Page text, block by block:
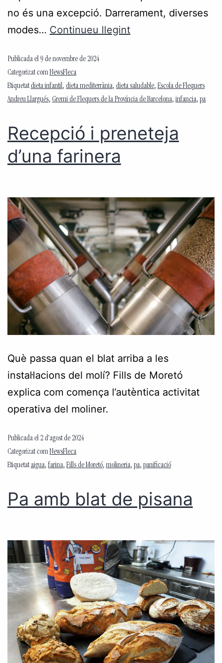
no és una excepció. Darrerament, diverses
modes… Continueu llegint
Publicada el 9 de novembre de 2024
Categorizat comNewsFleca
Etiquetatdieta infantil, dieta mediterrània, dieta saludable, Escola de Flequers
Andreu Llargués, Gremi de Flequers de la Província de Barcelona, infancia, pa
Recepció i preneteja
d’una farinera
Què passa quan el blat arriba a les
instal·lacions del molí? Fills de Moretó
explica com comença l’autèntica activitat
operativa del moliner.
Publicada el 2 d'agost de 2024
Categorizat comNewsFleca
Etiquetataigua, farina, Fills de Moretó, molineria, pa, panificació
Pa amb blat de pisana